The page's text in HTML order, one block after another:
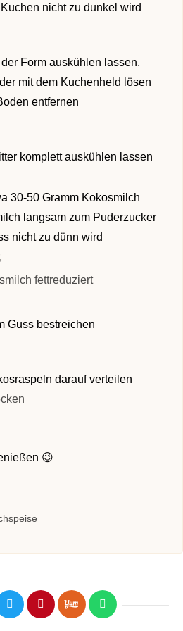
nicht zu dunkel wird
Form auskühlen lassen.
mit dem Kuchenheld lösen
entfernen
komplett auskühlen lassen
30-50 Gramm Kokosmilch
langsam zum Puderzucker
nicht zu dünn wird
fettreduziert
Guss bestreichen
darauf verteilen
😉